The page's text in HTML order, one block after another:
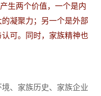
生两个价值，一个是内
凝聚力；另一个是外部
可。同时，家族精神也
、家族历史、家族企业